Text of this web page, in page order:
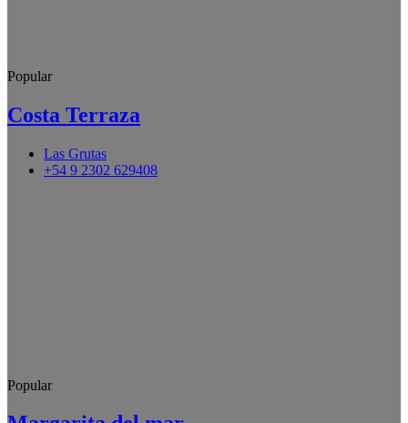
Popular
Costa Terraza
Las Grutas
+54 9 2302 629408
Popular